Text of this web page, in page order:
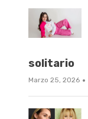
solitario
Marzo 25, 2026 ·